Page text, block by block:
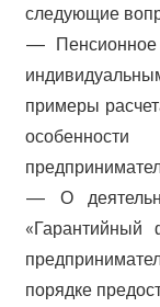
следующие
— Пенсионное
примеры
особенности
— О
«Гарантийный
порядке